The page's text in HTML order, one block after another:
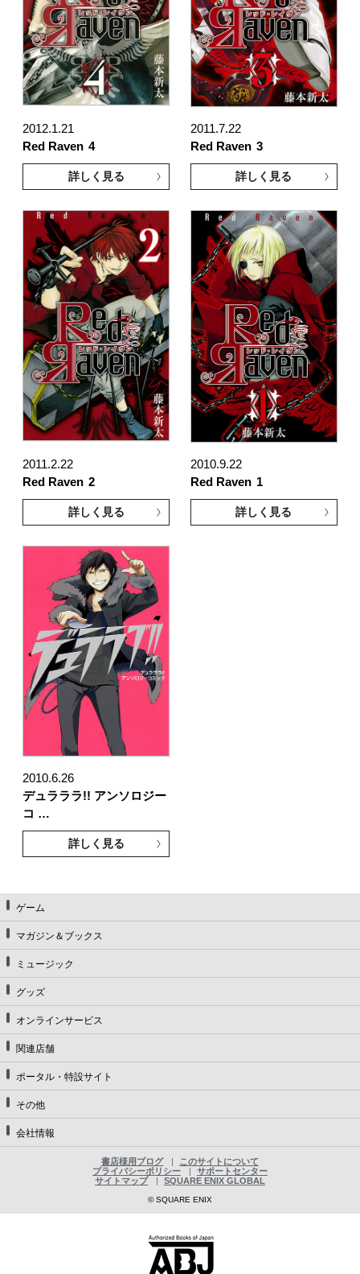
2012.1.21
Red Raven 4
詳しく見る
2011.7.22
Red Raven 3
詳しく見る
2011.2.22
Red Raven 2
詳しく見る
2010.9.22
Red Raven 1
詳しく見る
2010.6.26
デュラララ!! アンソロジー
コ …
詳しく見る
ゲーム
マガジン＆ブックス
ミュージック
グッズ
オンラインサービス
関連店舗
ポータル・特設サイト
その他
会社情報
書店様用ブログ
このサイトについて
プライバシーポリシー
サポートセンター
サイトマップ
SQUARE ENIX GLOBAL
© SQUARE ENIX